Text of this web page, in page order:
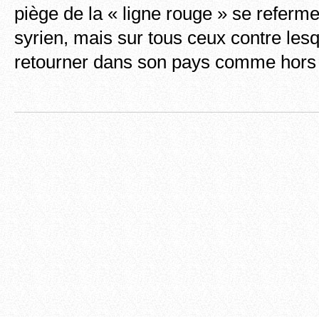
piège de la « ligne rouge » se
syrien, mais sur tous ceux contre
retourner dans son pays comme